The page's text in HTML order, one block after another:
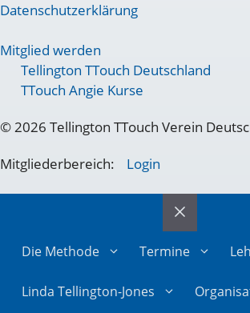
Datenschutzerklärung
Mitglied werden
Tellington TTouch Deutschland
TTouch Angie Kurse
© 2026 Tellington TTouch Verein
Mitgliederbereich:
Login
Die Methode Termine
Linda Tellington-Jones